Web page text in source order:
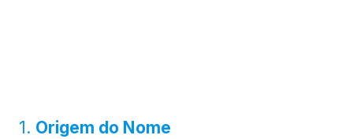
1. Origem do Nome